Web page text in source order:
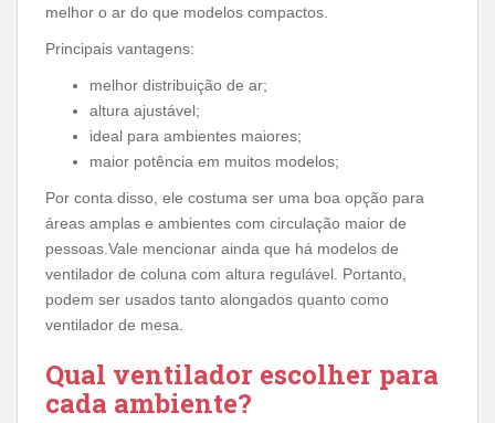
melhor o ar do que modelos compactos.
Principais vantagens:
melhor distribuição de ar;
altura ajustável;
ideal para ambientes maiores;
maior potência em muitos modelos;
Por conta disso, ele costuma ser uma boa opção para
áreas amplas e ambientes com circulação maior de
pessoas.Vale mencionar ainda que há modelos de
ventilador de coluna com altura regulável. Portanto,
podem ser usados tanto alongados quanto como
ventilador de mesa.
Qual ventilador escolher para
cada ambiente?